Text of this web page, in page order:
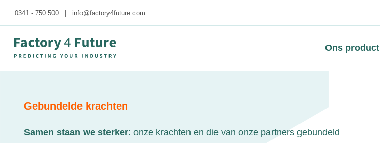
0341 - 750 500 | info@factory4future.com
Ons product
Gebundelde krachten
Samen staan we sterker: onze krachten en die van onze partners gebundeld